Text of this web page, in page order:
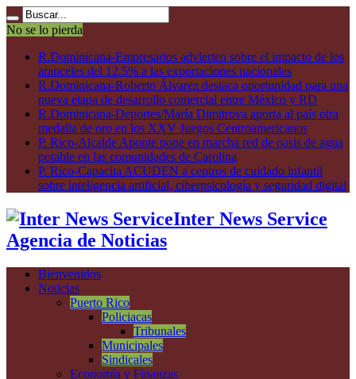
No se lo pierda
R.Dominicana-Empresarios advierten sobre el impacto de los
aranceles del 12.5% a las exportaciones nacionales
R.Dominicana-Roberto Álvarez destaca oportunidad para una
nueva etapa de desarrollo comercial entre México y RD
R.Dominicana-Deportes/María Dimitrova aporta al país otra
medalla de oro en los XXV Juegos Centroamericanos
P. Rico-Alcalde Aponte pone en marcha red de oasis de agua
potable en las comunidades de Carolina
P. Rico-Capacita ACUDEN a centros de cuidado infantil
sobre inteligencia artificial, ciberpsicología y seguridad digital
Inter News Service
Agencia de Noticias
Bienvenidos
Noticias
Puerto Rico
Policiacas
Tribunales
Municipales
Sindicales
Economía y Finanzas